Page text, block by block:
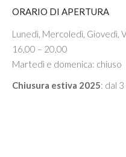
ORARIO DI APERTURA
Lunedì, Mercoledì, Giovedì,
16,00 – 20,00
Martedì e domenica: chiuso
Chiusura estiva 2025: dal